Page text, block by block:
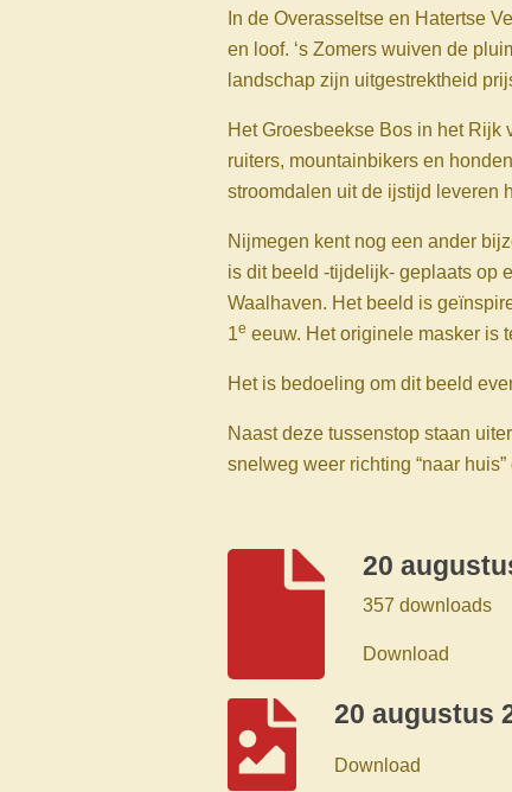
In de Overasseltse en Hatertse
en loof. ‘s Zomers wuiven de
landschap zijn uitgestrektheid
Het Groesbeekse Bos in het
ruiters, mountainbikers en
stroomdalen uit de ijstijd leveren
Nijmegen kent nog een ander
is dit beeld -tijdelijk- geplaats op
Waalhaven. Het beeld is
1e eeuw. Het originele masker is
Het is bedoeling om dit beeld
Naast deze tussenstop staan
snelweg weer richting “naar huis”
20
357 downloads
Download
20 augustus
Download